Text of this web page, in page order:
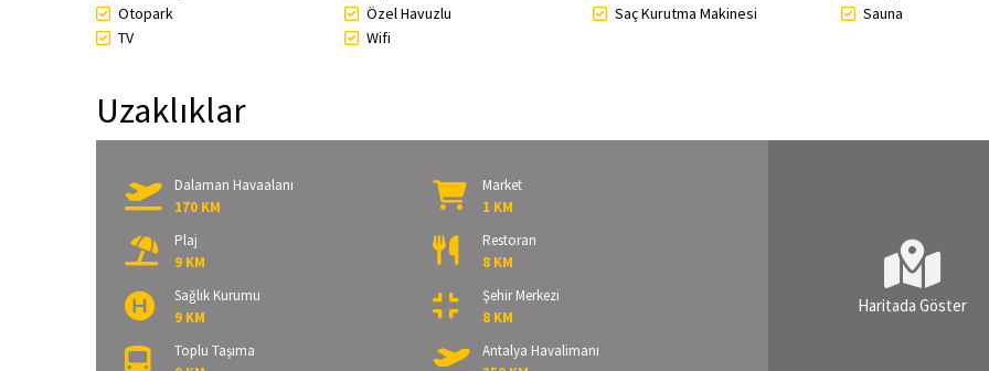
Otopark
Özel Havuzlu Saç Kurutma Makinesi
Sauna
TV
Wifi
Uzaklıklar
Dalaman Havaalanı
170 KM
Market
1 KM
Plaj
9 KM
Restoran
8 KM
Sağlık Kurumu
9 KM
Şehir Merkezi
8 KM
Toplu Taşıma
Antalya Havalimanı
Haritada Göster